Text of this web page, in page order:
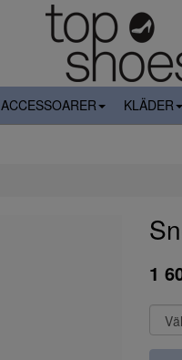
ACCESSOARER KLÄDER
1